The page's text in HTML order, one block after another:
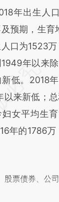
出生人口
预期，生育
口为1523
年以来
新低。2018
以来新低；
女平均生
年的1786
股票债券、公